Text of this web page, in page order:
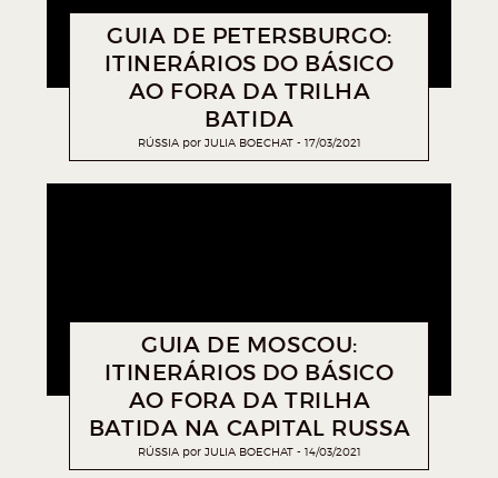
GUIA DE PETERSBURGO:
ITINERÁRIOS DO BÁSICO
AO FORA DA TRILHA
BATIDA
RÚSSIA por JULIA BOECHAT 17/03/2021
GUIA DE MOSCOU:
ITINERÁRIOS DO BÁSICO
AO FORA DA TRILHA
BATIDA NA CAPITAL RUSSA
RÚSSIA por JULIA BOECHAT 14/03/2021